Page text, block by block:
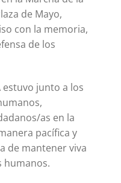
de Mayo,
con la memoria,
de los
estuvo junto a los
as en la
pacífica y
de mantener viva
humanos.